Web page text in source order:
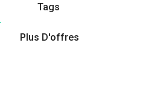
Tags
Plus D'offres